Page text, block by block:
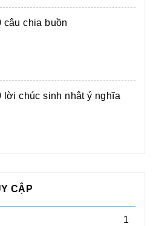
câu chia buồn
lời chúc sinh nhật ý nghĩa
CẬP
1